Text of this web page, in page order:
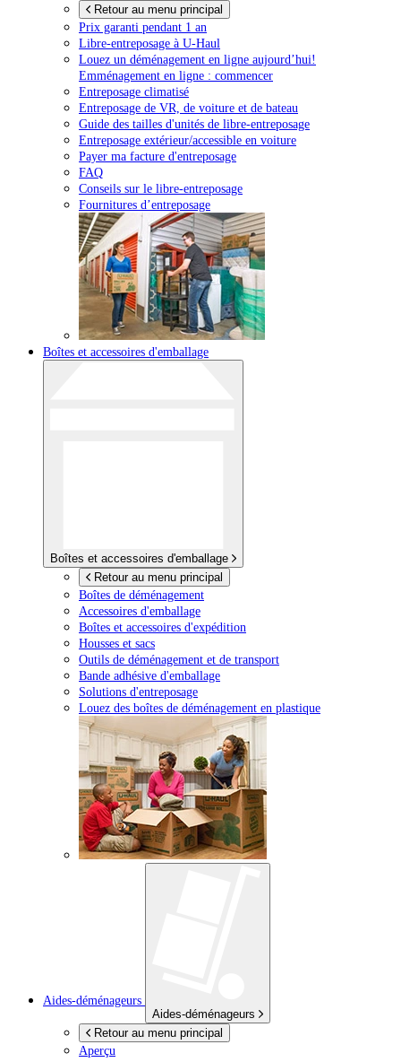
Retour au menu principal
Prix garanti pendant 1 an
Libre-entreposage à U-Haul
Louez un déménagement en ligne aujourd’hui!
Emménagement en ligne : commencer
Entreposage climatisé
Entreposage de VR, de voiture et de bateau
Guide des tailles d'unités de libre-entreposage
Entreposage extérieur/accessible en voiture
Payer ma facture d'entreposage
FAQ
Conseils sur le libre-entreposage
Fournitures d’entreposage
Boîtes et accessoires d'emballage
Boîtes et accessoires d'emballage
Retour au menu principal
Boîtes de déménagement
Accessoires d'emballage
Boîtes et accessoires d'expédition
Housses et sacs
Outils de déménagement et de transport
Bande adhésive d'emballage
Solutions d'entreposage
Louez des boîtes de déménagement en plastique
Aides-déménageurs
Aides-déménageurs
Retour au menu principal
Aperçu